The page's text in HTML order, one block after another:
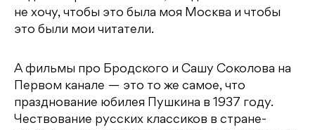
не хочу, чтобы это была моя Москва и чтобы
это были мои читатели.
А фильмы про Бродского и Сашу Соколова на
Первом канале — это то же самое, что
празднование юбилея Пушкина в 1937 году.
Чествование русских классиков в стране-